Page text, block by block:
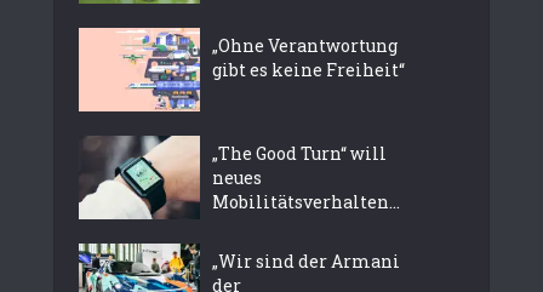
„Ohne Verantwortung
gibt es keine Freiheit“
„The Good Turn“ will
neues
Mobilitätsverhalten...
„Wir sind der Armani
der